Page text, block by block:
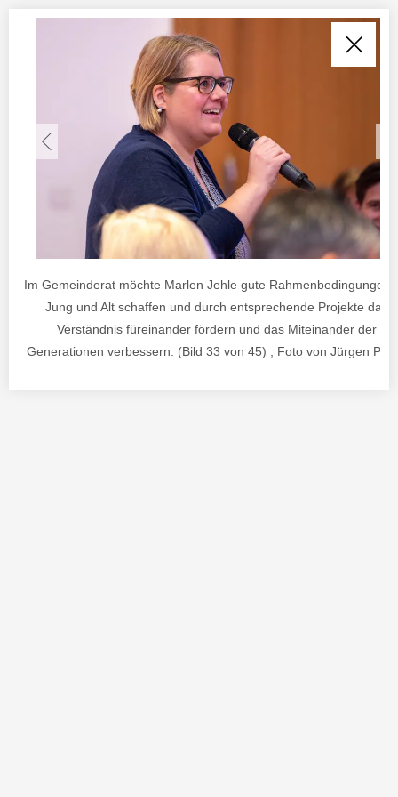
Im Gemeinderat möchte Marlen Jehle gute Rahmenbedingungen
Jung und Alt schaffen und durch entsprechende Projekte das
Verständnis füreinander fördern und das Miteinander der
Generationen verbessern. (Bild 33 von 45) , Foto von Jürgen